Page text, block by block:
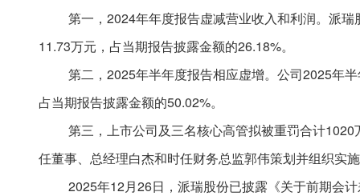
第一，2024年年度报告虚减营业收入和利润。派
11.73万元，占当期报告披露金额的26.18%。
第二，2025年半年度报告相应虚增。公司2025年
占当期报告披露金额的50.02%。
第三，上市公司及三名核心高管拟被重罚合计1020
任董事、总经理白杰和时任财务总监郭伟策划并组织实
2025年12月26日，派瑞股份已披露《关于前期会